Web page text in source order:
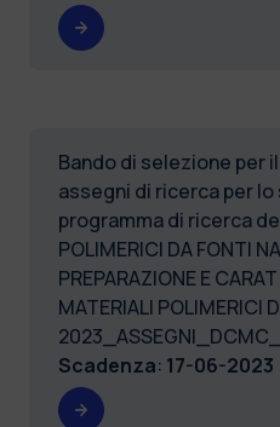
Bando di selezione per
assegni di ricerca per
programma di ricerca
POLIMERICI DA FONTI
PREPARAZIONE E
MATERIALI POLIMERICI
Scadenza: 17-06-2023